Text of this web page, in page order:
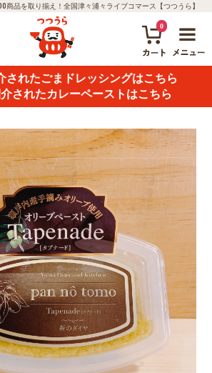
商品を取り揃え！全国津々浦々ライブコマース【つつうら】
0
されたごまドレッシングはこちら
されたカレーペーストはこちら